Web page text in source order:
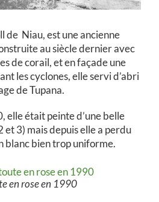
de Niau, est une ancienne
au siècle dernier avec
de corail, et en façade une
les cyclones, elle servi d’abri
de Tupana.
elle était peinte d’une belle
et 3) mais depuis elle a perdu
blanc bien trop uniforme.
en rose en 1990